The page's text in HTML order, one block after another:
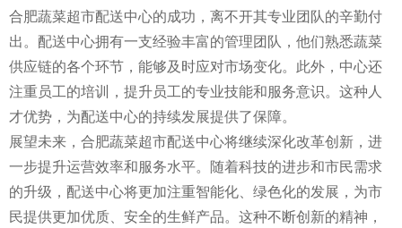
合肥蔬菜超市配送中心的成功，离不开其专业团队的辛勤付
出。配送中心拥有一支经验丰富的管理团队，他们熟悉蔬菜
供应链的各个环节，能够及时应对市场变化。此外，中心还
注重员工的培训，提升员工的专业技能和服务意识。这种人
才优势，为配送中心的持续发展提供了保障。
展望未来，合肥蔬菜超市配送中心将继续深化改革创新，进
一步提升运营效率和服务水平。随着科技的进步和市民需求
的升级，配送中心将更加注重智能化、绿色化的发展，为市
民提供更加优质、安全的生鲜产品。这种不断创新的精神，